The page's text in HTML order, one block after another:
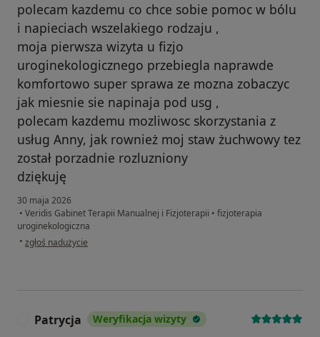
polecam kazdemu co chce sobie pomoc w bólu
i napieciach wszelakiego rodzaju ,
moja pierwsza wizyta u fizjo
uroginekologicznego przebiegla naprawde
komfortowo super sprawa ze mozna zobaczyc
jak miesnie sie napinaja pod usg ,
polecam kazdemu mozliwosc skorzystania z
usług Anny, jak rownież moj staw żuchwowy tez
został porzadnie rozluzniony
dziękuję
30 maja 2026
• Veridis Gabinet Terapii Manualnej i Fizjoterapii • fizjoterapia
uroginekologiczna
• w opinii użytkownika MK
zgłoś nadużycie
Patrycja Weryfikacja wizyty